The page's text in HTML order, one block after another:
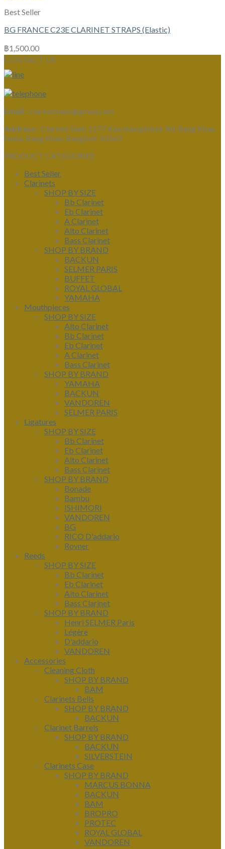
Best Seller
BG FRANCE C23E CLARINET STRAPS (Elastic)
฿1,500.00
CONTACT US
Email : clarinetsiam@gmail.com
Address : Clarinet Siam 1177 Kanchanaphisek Rd, Bang Khae
Nuea, Bang Khae, Bangkok 10160
PRODUCT CATEGORIES
Best Seller
Clarinets
SHOP BY SIZE
Bb Clarinet
Eb Clarinet
A Clarinet
Alto Clarinet
Bass Clarinet
SHOP BY BRAND
BACKUN
SELMER PARIS
BUFFET
ROYAL GLOBAL
YAMAHA
Mouthpieces
SHOP BY SIZE
Alto Clarinet
Bb Clarinet
Eb Clarinet
A Clarinet
Bass Clarinet
SHOP BY BRAND
YAMAHA
BACKUN
VANDOREN
SELMER PARIS
Ligatures
SHOP BY SIZE
Bb Clarinet
Eb Clarinet
Alto Clarinet
Bass Clarinet
SHOP BY BRAND
Bonade
Bambu
ISHIMORI
VANDOREN
BG
RICO D'addario
Rovner
Reeds
SHOP BY SIZE
Bb Clarinet
Eb Clarinet
Alto Clarinet
Bass Clarinet
SHOP BY BRAND
Henri SELMER Paris
Légère
D'addario
VANDOREN
Accessories
Cleaning Cloth
SHOP BY BRAND
BAM
Clarinets Bells
SHOP BY BRAND
BACKUN
Clarinet Barrels
SHOP BY BRAND
BACKUN
SILVERSTEIN
Clarinets Case
SHOP BY BRAND
MARCUS BONNA
BACKUN
BAM
BROPRO
PROTEC
ROYAL GLOBAL
VANDOREN